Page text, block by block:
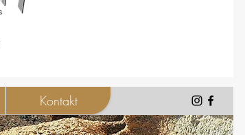
Kontakt